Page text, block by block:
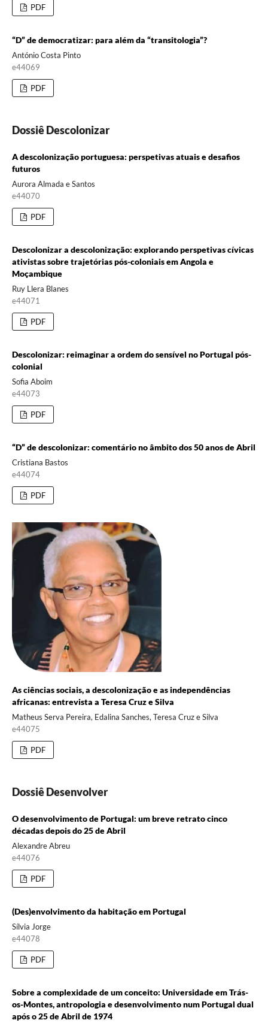
PDF
“D” de democratizar: para além da “transitologia”?
António Costa Pinto
e44069
PDF
Dossiê Descolonizar
A descolonização portuguesa: perspetivas atuais e desafios
futuros
Aurora Almada e Santos
e44070
PDF
Descolonizar a descolonização: explorando perspetivas cívicas
ativistas sobre trajetórias pós-coloniais em Angola e
Moçambique
Ruy Llera Blanes
e44071
PDF
Descolonizar: reimaginar a ordem do sensível no Portugal pós-
colonial
Sofia Aboim
e44073
PDF
“D” de descolonizar: comentário no âmbito dos 50 anos de Abril
Cristiana Bastos
e44074
PDF
As ciências sociais, a descolonização e as independências
africanas: entrevista a Teresa Cruz e Silva
Matheus Serva Pereira, Edalina Sanches, Teresa Cruz e Silva
e44075
PDF
Dossiê Desenvolver
O desenvolvimento de Portugal: um breve retrato cinco
décadas depois do 25 de Abril
Alexandre Abreu
e44076
PDF
(Des)envolvimento da habitação em Portugal
Sílvia Jorge
e44078
PDF
Sobre a complexidade de um conceito: Universidade em Trás-
os-Montes, antropologia e desenvolvimento num Portugal dual
após o 25 de Abril de 1974